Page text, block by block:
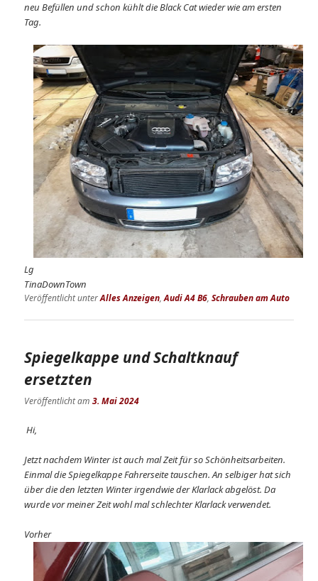
neu Befüllen und schon kühlt die Black Cat wieder wie am ersten
Tag.
Lg
TinaDownTown
Veröffentlicht unterAlles Anzeigen,Audi A4 B6,Schrauben am Auto
Spiegelkappe und Schaltknauf
ersetzten
Veröffentlicht am3. Mai 2024
Hi,
Jetzt nachdem Winter ist auch mal Zeit für so Schönheitsarbeiten.
Einmal die Spiegelkappe Fahrerseite tauschen. An selbiger hat sich
über die den letzten Winter irgendwie der Klarlack abgelöst. Da
wurde vor meiner Zeit wohl mal schlechter Klarlack verwendet.
Vorher